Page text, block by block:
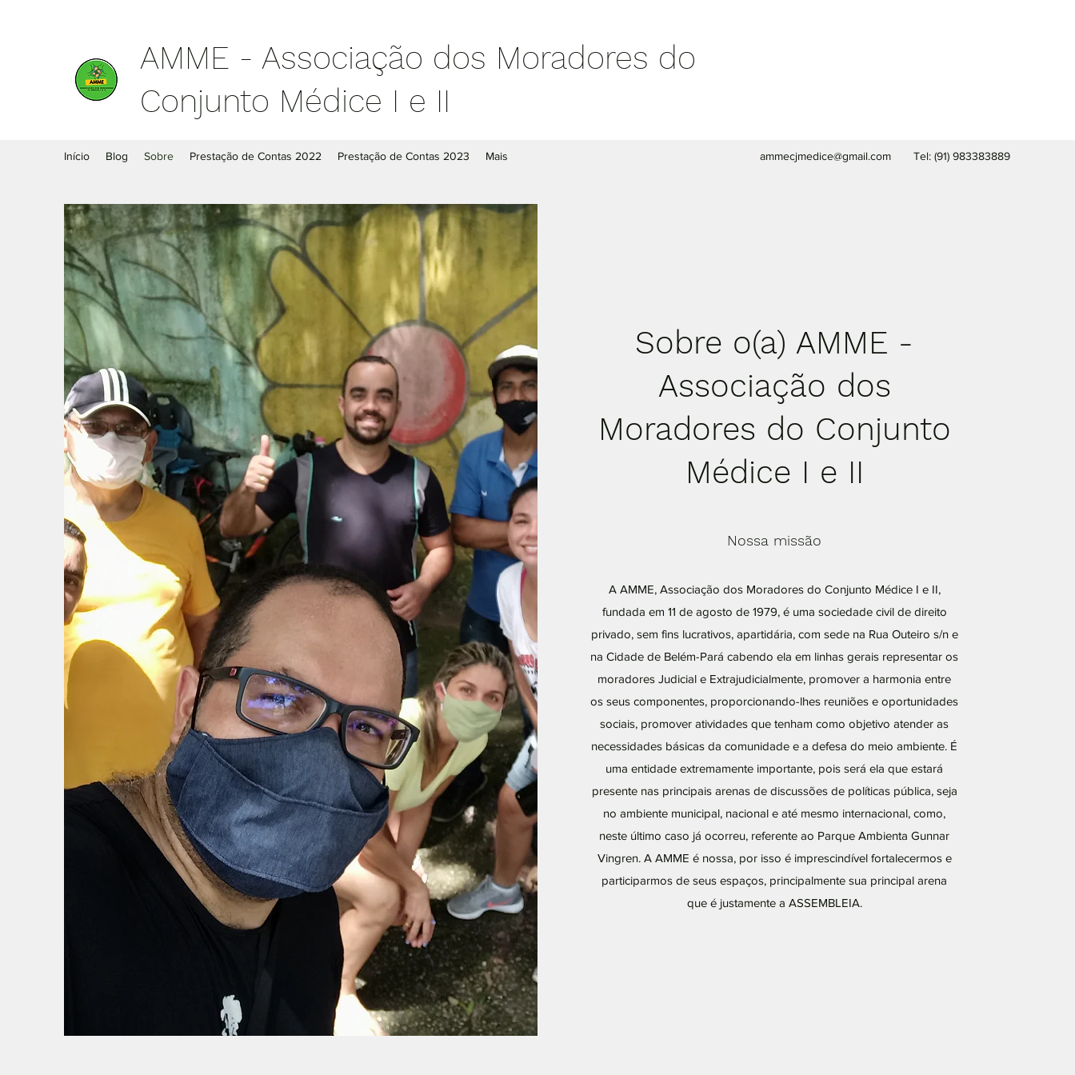
AMME - Associação dos Moradores do
Conjunto Médice I e II
Início Blog Sobre Prestação de Contas 2022 Prestação de Contas 2023 Mais ammecjmedice@gmail.com Tel: (91) 983383889
Sobre o(a) AMME -
Associação dos
Moradores do Conjunto
Médice I e II
Nossa missão
A AMME, Associação dos Moradores do Conjunto Médice I e II,
fundada em 11 de agosto de 1979, é uma sociedade civil de direito
privado, sem fins lucrativos, apartidária, com sede na Rua Outeiro s/n e
na Cidade de Belém-Pará cabendo ela em linhas gerais representar os
moradores Judicial e Extrajudicialmente, promover a harmonia entre
os seus componentes, proporcionando-lhes reuniões e oportunidades
sociais, promover atividades que tenham como objetivo atender as
necessidades básicas da comunidade e a defesa do meio ambiente. É
uma entidade extremamente importante, pois será ela que estará
presente nas principais arenas de discussões de políticas pública, seja
no ambiente municipal, nacional e até mesmo internacional, como,
neste último caso já ocorreu, referente ao Parque Ambienta Gunnar
Vingren. A AMME é nossa, por isso é imprescindível fortalecermos e
participarmos de seus espaços, principalmente sua principal arena
que é justamente a ASSEMBLEIA.